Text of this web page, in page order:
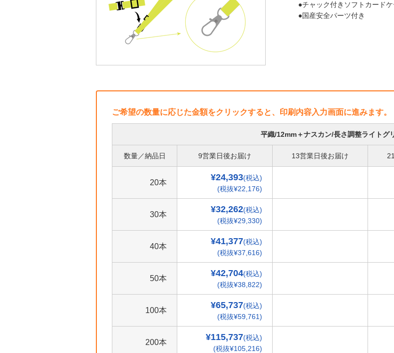
●チャック付きソフトカード
●国産安全パーツ付き
ご希望の数量に応じた金額をクリックすると、印刷内容入力画面に進みます。
平織/12mm＋ナスカン/長さ調整ライトグ
数量／納品日 9営業日後お届け 13営業日後お届け
20本
¥24,393(税込)
(税抜¥22,176)
30本
¥32,262(税込)
(税抜¥29,330)
40本
¥41,377(税込)
(税抜¥37,616)
50本
¥42,704(税込)
(税抜¥38,822)
100本
¥65,737(税込)
(税抜¥59,761)
200本
¥115,737(税込)
(税抜¥105,216)